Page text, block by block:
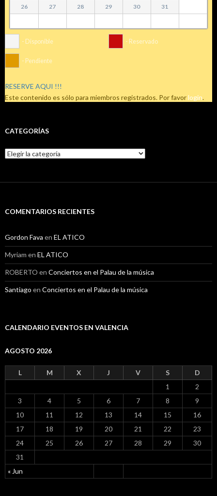
26
27 28 29 30 31
- Disponible - Reservado
- Pendiente
RESERVE AQUI !!!
Este contenido es sólo para miembros registrados. Por favorlogin.
CATEGORÍAS
Categorías
COMENTARIOS RECIENTES
Gordon Fava en EL ATICO
Myriam en EL ATICO
ROBERTO en Conciertos en el Palau de la música
Santiago en Conciertos en el Palau de la música
CALENDARIO EVENTOS EN VALENCIA
AGOSTO 2026
L M X J V S D
« Jun
1
2
3
4 5 6 7 8
9
10
11 12 13 14 15
16
17
18 19 20 21 22
23
24
25 26 27 28 29
30
31